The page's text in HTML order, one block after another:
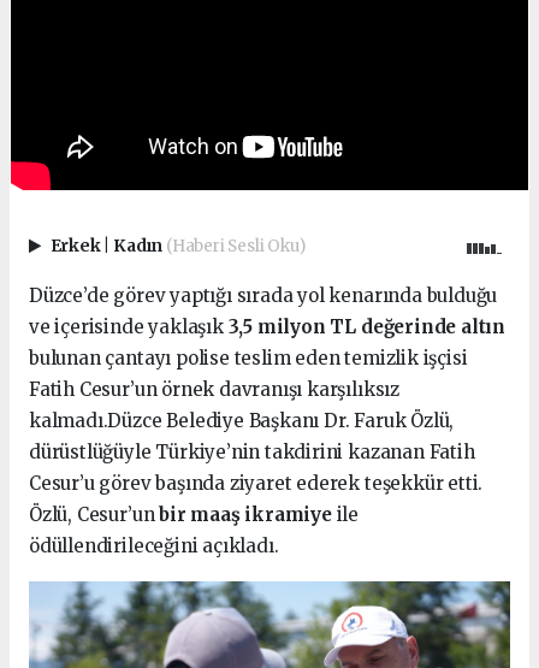
Erkek Kadın (Haberi Sesli Oku)
Düzce’de görev yaptığı sırada yol kenarında bulduğu
ve içerisinde yaklaşık 3,5 milyon TL değerinde altın
bulunan çantayı polise teslim eden temizlik işçisi
Fatih Cesur’un örnek davranışı karşılıksız
kalmadı.Düzce Belediye Başkanı Dr. Faruk Özlü,
dürüstlüğüyle Türkiye’nin takdirini kazanan Fatih
Cesur’u görev başında ziyaret ederek teşekkür etti.
Özlü, Cesur’unbir maaş ikramiyeile
ödüllendirileceğini açıkladı.